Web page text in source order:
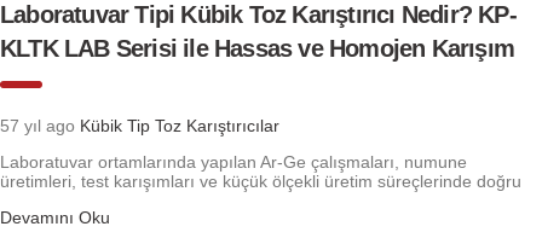
Laboratuvar Tipi Kübik Toz Karıştırıcı Nedir? KP-
KLTK LAB Serisi ile Hassas ve Homojen Karışım
57 yıl ago Kübik Tip Toz Karıştırıcılar
Laboratuvar ortamlarında yapılan Ar-Ge çalışmaları, numune
üretimleri, test karışımları ve küçük ölçekli üretim süreçlerinde doğru
Devamını Oku